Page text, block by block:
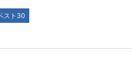
スト30